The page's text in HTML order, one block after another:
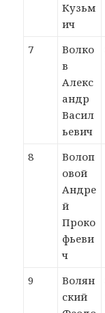
Кузьм
ич
7
Волко
в
Алекс
андр
Васил
ьевич
8
Волоп
овой
Андре
й
Проко
фьеви
ч
9
Волян
ский